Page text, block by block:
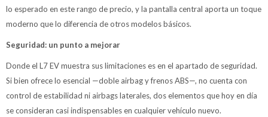
lo esperado en este rango de precio, y la pantalla central aporta un toque
moderno que lo diferencia de otros modelos básicos.
Seguridad: un punto a mejorar
Donde el L7 EV muestra sus limitaciones es en el apartado de seguridad.
Si bien ofrece lo esencial —doble airbag y frenos ABS—, no cuenta con
control de estabilidad ni airbags laterales, dos elementos que hoy en día
se consideran casi indispensables en cualquier vehículo nuevo.